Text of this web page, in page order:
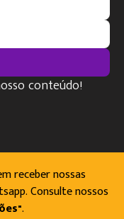
conteúdo!
receber nossas
Consulte nossos
.